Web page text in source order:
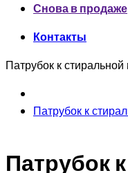
Снова в продаже
Контакты
Патрубок к
Патрубок к
Патрубок